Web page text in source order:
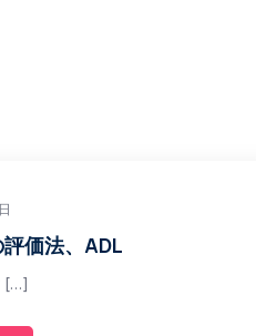
価法、ADL
[…]